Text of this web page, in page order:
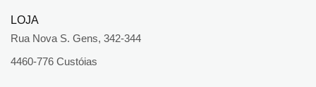
LOJA
Rua Nova S. Gens, 342-344
4460-776 Custóias